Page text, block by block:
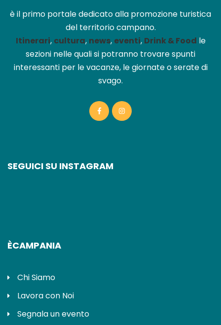
è il primo portale dedicato alla promozione turistica
del territorio campano.
Itinerari, cultura, news, eventi, Drink & Food le
sezioni nelle quali si potranno trovare spunti
interessanti per le vacanze, le giornate o serate di
svago.
SEGUICI SU INSTAGRAM
ÈCAMPANIA
Chi Siamo
Lavora con Noi
Segnala un evento